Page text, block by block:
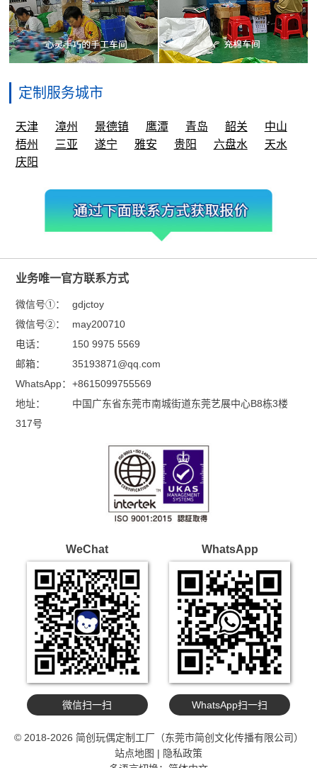
定制服务城市
天津 漳州 景德镇 鹰潭 青岛 韶关
中山
梧州
三亚 遂宁 雅安 贵阳 六盘水
天水
庆阳
业务唯一官方联系方式
微信号①：
gdjctoy
微信号②：
may200710
电话：
150 9975 5569
邮箱：
35193871@qq.com
WhatsApp： +8615099755569
地址：
中国广东省东莞市南城街道东莞艺展中心B8栋3楼
317号
WeChat
微信扫一扫
WhatsApp
WhatsApp扫一扫
© 2018-2026 简创玩偶定制工厂（东莞市简创文化传播有限公司）
站点地图 | 隐私政策